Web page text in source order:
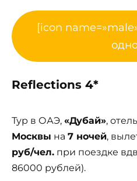
[icon
Reflections 4*
Тур в ОАЭ, «Дубай», отель
Москвы на 7 ночей,
руб/чел. при поездке
86000 рублей).